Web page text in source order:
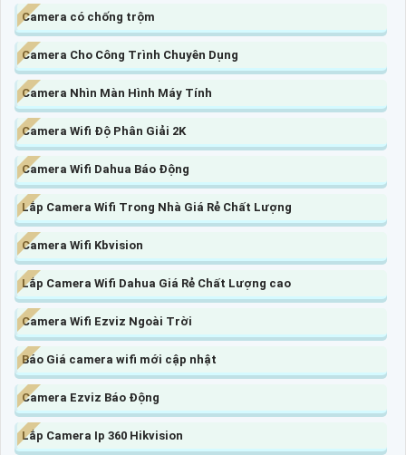
Camera có chống trộm
Camera Cho Công Trình Chuyên Dụng
Camera Nhìn Màn Hình Máy Tính
Camera Wifi Độ Phân Giải 2K
Camera Wifi Dahua Báo Động
Lắp Camera Wifi Trong Nhà Giá Rẻ Chất Lượng
Camera Wifi Kbvision
Lắp Camera Wifi Dahua Giá Rẻ Chất Lượng cao
Camera Wifi Ezviz Ngoài Trời
Báo Giá camera wifi mới cập nhật
Camera Ezviz Báo Động
Lắp Camera Ip 360 Hikvision